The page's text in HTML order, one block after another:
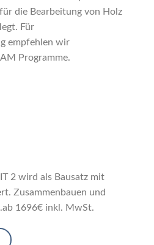
die Bearbeitung von Holz
Für
empfehlen wir
Programme.
2 wird als Bausatz mit
Zusammenbauen und
1696€ inkl. MwSt.